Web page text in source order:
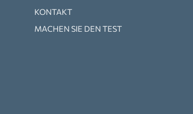
KONTAKT
MACHEN SIE DEN TEST